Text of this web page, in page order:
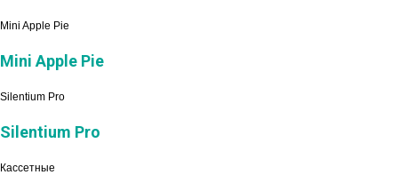
Mini Apple Pie
Mini Apple Pie
Silentium Pro
Silentium Pro
Кассетные